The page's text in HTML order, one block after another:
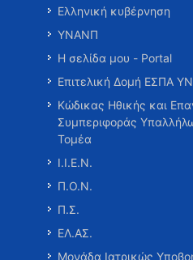
Ελληνική κυβέρνηση
ΥΝΑΝΠ
Η σελίδα μου - Portal
Επιτελική Δομή ΕΣΠΑ
Κώδικας Ηθικής και
Συμπεριφοράς
Τομέα
Ι.Ι.Ε.Ν.
Π.Ο.Ν.
Π.Σ.
ΕΛ.ΑΣ.
Μονάδα Ιατρικώς